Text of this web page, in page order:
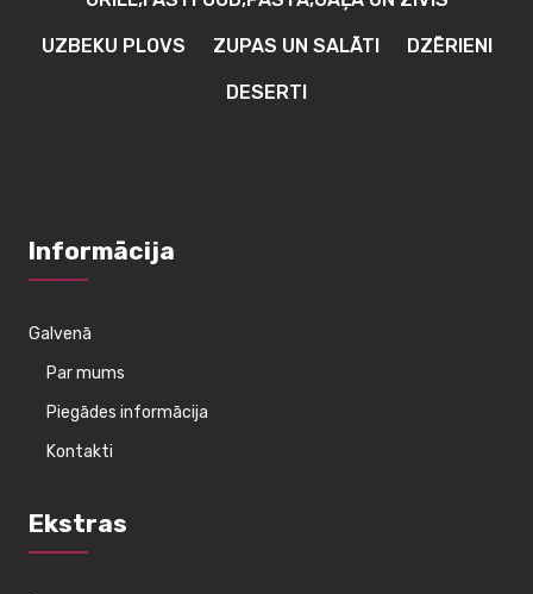
UZBEKU PLOVS ZUPAS UN SALĀTI DZĒRIENI
DESERTI
Informācija
Galvenā
Par mums
Piegādes informācija
Kontakti
Ekstras